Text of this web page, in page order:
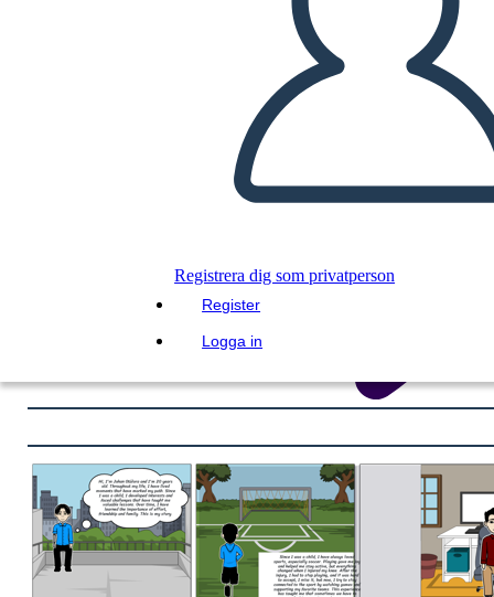
Registrera dig som privatperson
Register
Logga in